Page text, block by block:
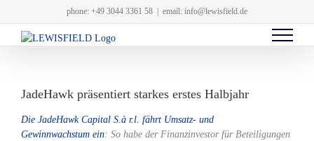
Inhalt
springen
phone: +49 3044 3361 58 email: info@lewisfield.de
JadeHawk präsentiert starkes erstes Halbjahr
Die JadeHawk Capital S.à r.l. fährt Umsatz- und
Gewinnwachstum ein: So habe der Finanzinvestor für Beteiligungen